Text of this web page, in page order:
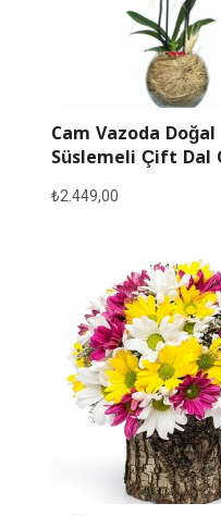
Cam Vazoda Doğal
Süslemeli Çift Dal
₺2.449,00